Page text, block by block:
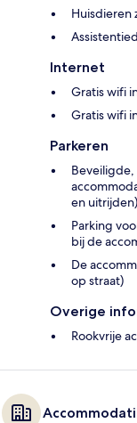
Huisdieren
Internet
Gratis wifi
Gratis wifi
Parkeren
en uitrijden)
Parking
bij de
De
op straat)
Overige
Rookvrije